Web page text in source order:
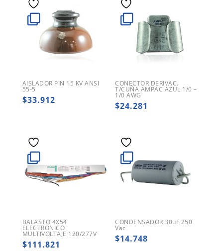
AISLADOR PIN 15 KV ANSI
55-5
$33.912
CONECTOR DERIVAC.
T/CUÑA AMPAC AZUL 1/0 –
1/0 AWG
$24.281
BALASTO 4X54
ELECTRONICO
MULTIVOLTAJE 120/277V
$111.821
CONDENSADOR 30uF 250
Vac
$14.748